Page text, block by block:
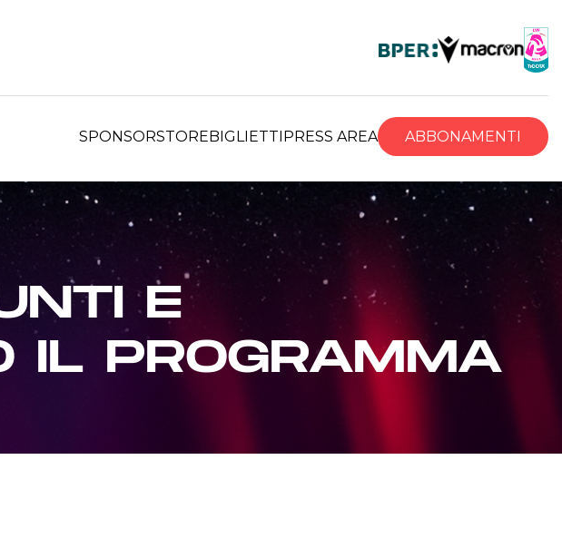
SPONSORSTOREBIGLIETTIPRESS AREA ABBONAMENTI
E
IL PROGRAMMA